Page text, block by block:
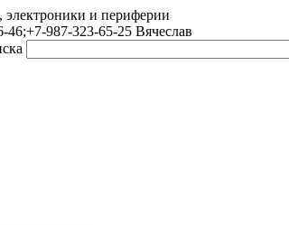
электроники и периферии
46;+7-987-323-65-25 Вячеслав